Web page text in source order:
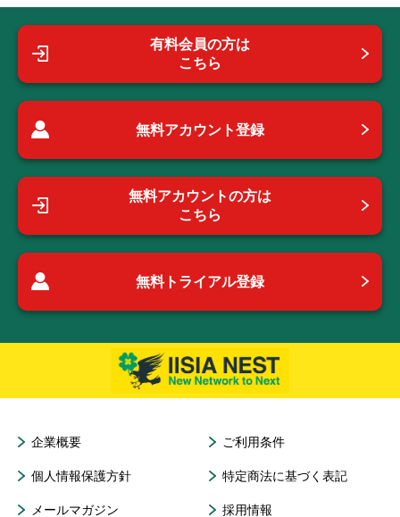
有料会員の方は
こちら
無料アカウント登録
無料アカウントの方は
こちら
無料トライアル登録
企業概要 ご利用条件
個人情報保護方針 特定商法に基づく表記
メールマガジン 採用情報